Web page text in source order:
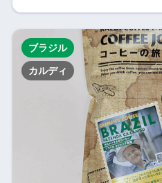
ブラジル
カルディ